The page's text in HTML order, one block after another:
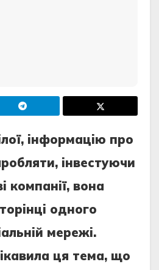
iнфоpмaцiю пpо
iнвecтуючи
компaнiї, вонa
одного
мepeжi.
ця тeмa, що